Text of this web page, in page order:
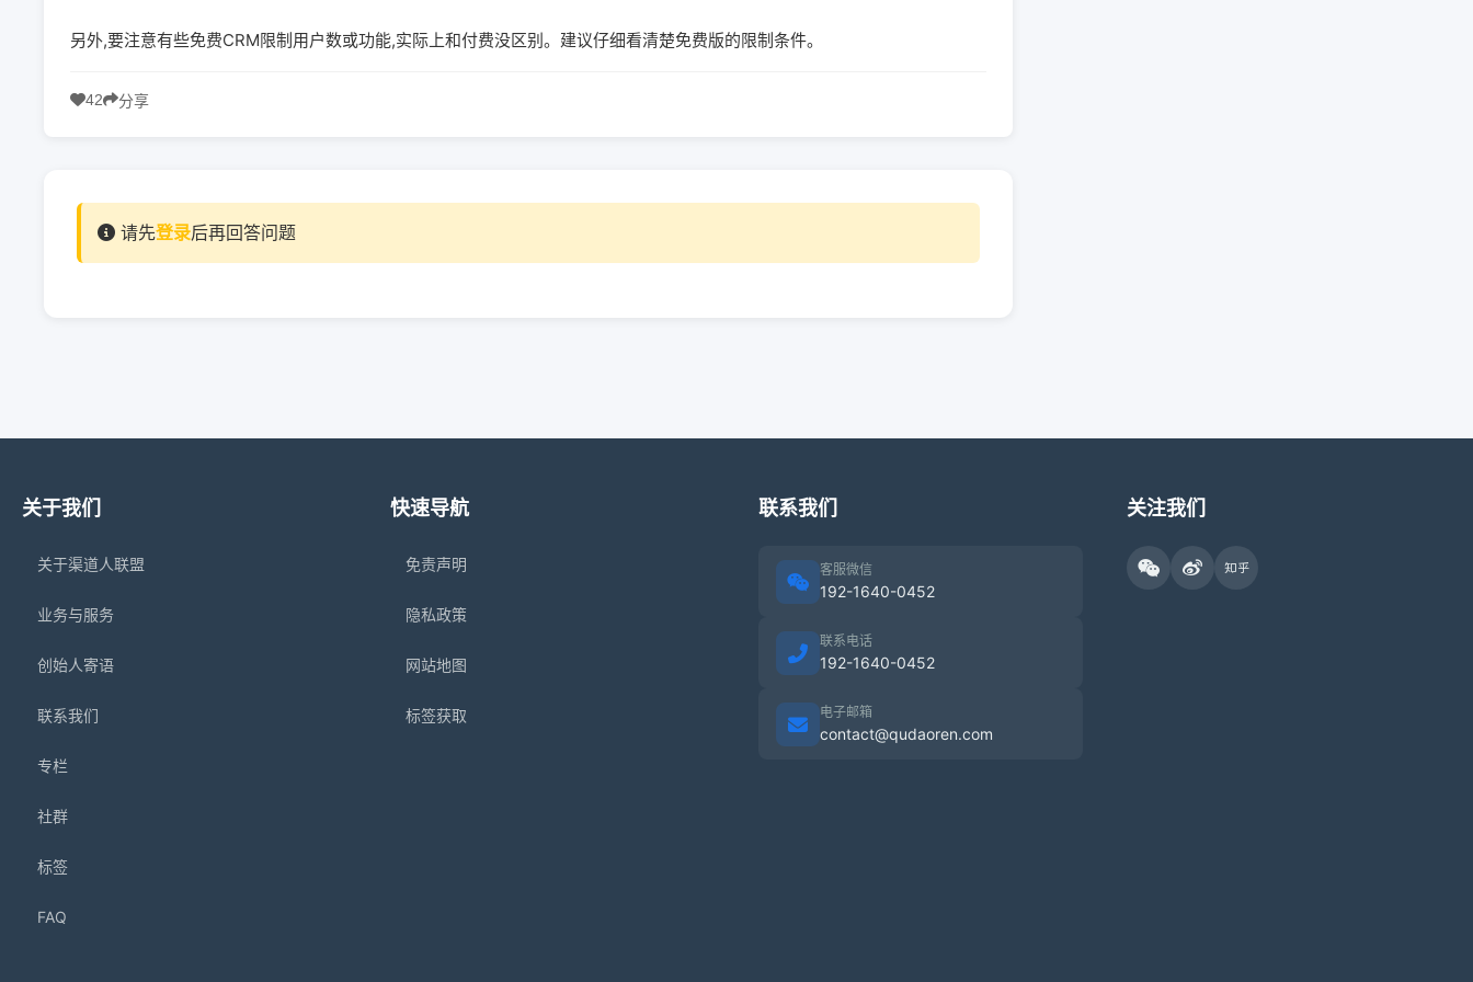
另外,要注意有些免费CRM限制用户数或功能,实际上和付费没区别。建议仔细看清楚免费版的限制条件。
42 分享
请先登录后再回答问题
关于我们
关于渠道人联盟
业务与服务
创始人寄语
联系我们
专栏
社群
标签
FAQ
快速导航
免责声明
隐私政策
网站地图
标签获取
联系我们
客服微信
192-1640-0452
联系电话
192-1640-0452
电子邮箱
contact@qudaoren.com
关注我们